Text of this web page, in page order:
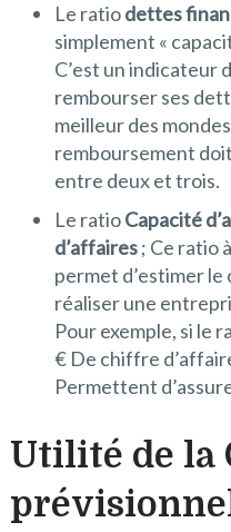
Le ratiodettes
simplement «
C’est un indicateur
rembourser ses
meilleur des
remboursement
entre deux et trois.
Le ratioCapacité
d’affaires; Ce ratio
permet d’estimer
réaliser une
Pour exemple, si le
€ De chiffre
Permettent
Utilité de la